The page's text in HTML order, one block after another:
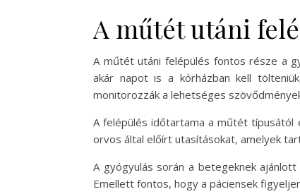
A műtét utáni
A műtét utáni felépülés fontos része a
akár napot is a kórházban kell
monitorozzák a lehetséges
A felépülés időtartama a műtét típusától
orvos által előírt utasításokat, amelyek
A gyógyulás során a betegeknek
Emellett fontos, hogy a páciensek